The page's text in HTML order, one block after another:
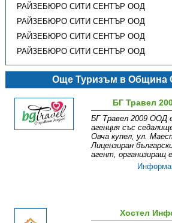
РАЙЗЕБЮРО СИТИ СЕНТЪР ООД
РАЙЗЕБЮРО СИТИ СЕНТЪР ООД
РАЙЗЕБЮРО СИТИ СЕНТЪР ООД
РАЙЗЕБЮРО СИТИ СЕНТЪР ООД
Още Туризъм в Община
БГ Травел
БГ Травел 2009 ООД
агенция със
Овча купел, ул.
Лицензиран
агент, организиращ
Хостел